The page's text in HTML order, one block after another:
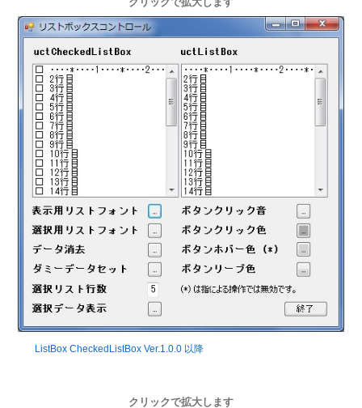
ListBox CheckedListBox Ver.1.0.0 以降
クリックで拡大します